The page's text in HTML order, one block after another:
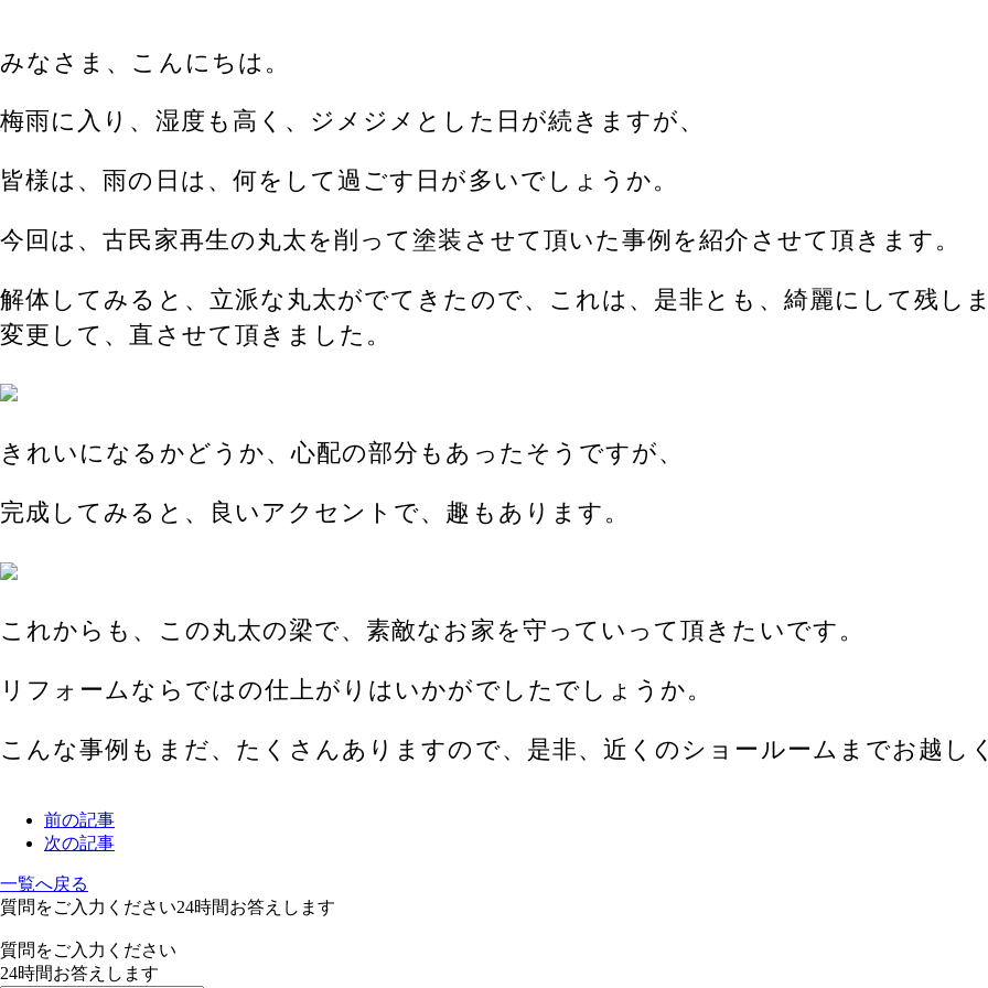
みなさま、こんにちは。
梅雨に入り、湿度も高く、ジメジメとした日が続きますが、
皆様は、雨の日は、何をして過ごす日が多いでしょうか。
今回は、古民家再生の丸太を削って塗装させて頂いた事例を紹介させて頂きます。
解体してみると、立派な丸太がでてきたので、これは、是非とも、綺麗にして残し
変更して、直させて頂きました。
きれいになるかどうか、心配の部分もあったそうですが、
完成してみると、良いアクセントで、趣もあります。
これからも、この丸太の梁で、素敵なお家を守っていって頂きたいです。
リフォームならではの仕上がりはいかがでしたでしょうか。
こんな事例もまだ、たくさんありますので、是非、近くのショールームまでお越し
前の記事
次の記事
一覧へ戻る
質問をご入力ください24時間お答えします
質問をご入力ください
24時間お答えします